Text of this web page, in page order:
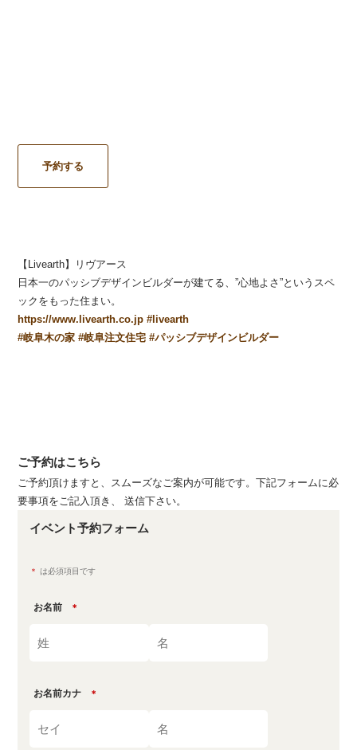
予約する
【Livearth】リヴアース
日本一のパッシブデザインビルダーが建てる、”心地よさ”というスペ
ックをもった住まい。
https://www.livearth.co.jp #livearth
#岐阜木の家 #岐阜注文住宅 #パッシブデザインビルダー
ご予約はこちら
ご予約頂けますと、スムーズなご案内が可能です。下記フォームに必
要事項をご記入頂き、 送信下さい。
イベント予約フォーム
＊ は必須項目です
お名前 ＊
お名前カナ ＊